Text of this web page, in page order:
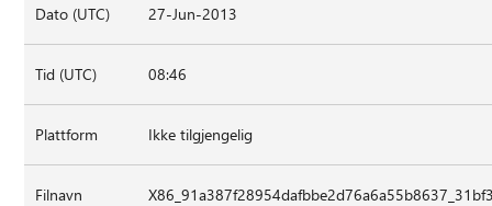
Dato (UTC) 27-Jun-2013
Tid (UTC) 08:46
Plattform Ikke tilgjengelig
Filnavn